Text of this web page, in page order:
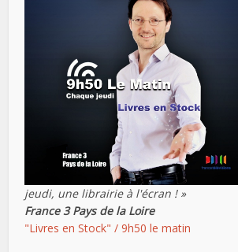
jeudi, une librairie à l'écran ! »
France 3 Pays de la Loire
"Livres en Stock" / 9h50 le matin